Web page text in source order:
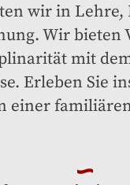
wir in Lehre,
Wir bieten
mit
Erleben Sie
einer